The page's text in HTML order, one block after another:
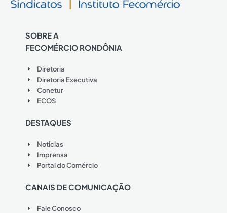
SOBRE A
FECOMÉRCIO RONDÔNIA
Diretoria
Diretoria Executiva
Conetur
ECOS
DESTAQUES
Notícias
Imprensa
Portal do Comércio
CANAIS DE COMUNICAÇÃO
Fale Conosco